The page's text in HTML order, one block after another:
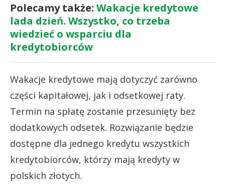
Polecamy także: Wakacje kredytowe
lada dzień. Wszystko, co trzeba
wiedzieć o wsparciu dla
kredytobiorców
Wakacje kredytowe mają dotyczyć zarówno
części kapitałowej, jak i odsetkowej raty.
Termin na spłatę zostanie przesunięty bez
dodatkowych odsetek. Rozwiązanie będzie
dostępne dla jednego kredytu wszystkich
kredytobiorców, którzy mają kredyty w
polskich złotych.